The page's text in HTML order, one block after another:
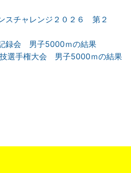
スチャレンジ２０２６ 第２
録会 男子5000ｍの結果
技選手権大会 男子5000ｍの結果